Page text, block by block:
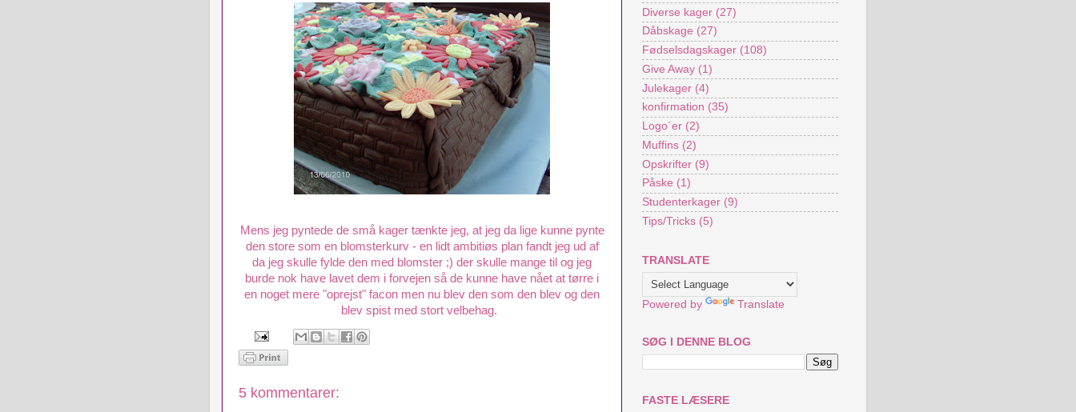
Mens jeg pyntede de små kager tænkte jeg, at jeg da lige kunne pynte
den store som en blomsterkurv - en lidt ambitiøs plan fandt jeg ud af
da jeg skulle fylde den med blomster ;) der skulle mange til og jeg
burde nok have lavet dem i forvejen så de kunne have nået at tørre i
en noget mere "oprejst" facon men nu blev den som den blev og den
blev spist med stort velbehag.
5 kommentarer:
Diverse kager (27)
Dåbskage (27)
Fødselsdagskager (108)
Give Away (1)
Julekager (4)
konfirmation (35)
Logo´er (2)
Muffins (2)
Opskrifter (9)
Påske (1)
Studenterkager (9)
Tips/Tricks (5)
TRANSLATE
Powered by Translate
SØG I DENNE BLOG
FASTE LÆSERE